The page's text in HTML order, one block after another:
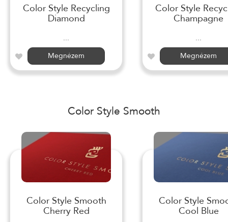
Color Style Recycling
Diamond
...
Megnézem
Color Style
Champagne
...
Megnézem
Color Style Smooth
Color Style Smooth
Cherry Red
Color Style
Cool Blue